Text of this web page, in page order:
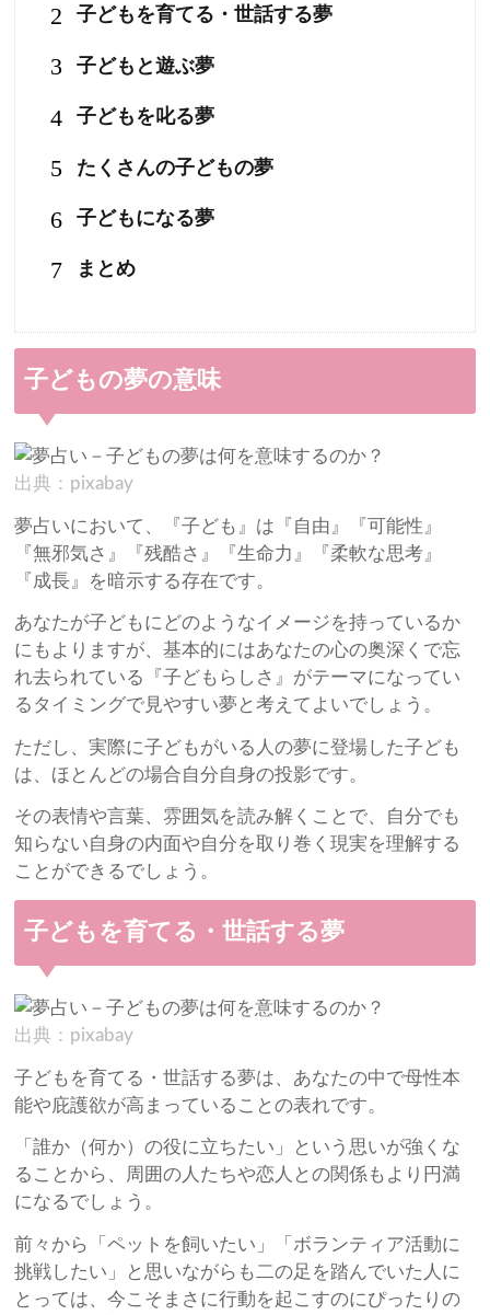
2 子どもを育てる・世話する夢
3 子どもと遊ぶ夢
4 子どもを叱る夢
5 たくさんの子どもの夢
6 子どもになる夢
7 まとめ
子どもの夢の意味
出典：pixabay
夢占いにおいて、『子ども』は『自由』『可能性』
『無邪気さ』『残酷さ』『生命力』『柔軟な思考』
『成長』を暗示する存在です。
あなたが子どもにどのようなイメージを持っているか
にもよりますが、基本的にはあなたの心の奥深くで忘
れ去られている『子どもらしさ』がテーマになってい
るタイミングで見やすい夢と考えてよいでしょう。
ただし、実際に子どもがいる人の夢に登場した子ども
は、ほとんどの場合自分自身の投影です。
その表情や言葉、雰囲気を読み解くことで、自分でも
知らない自身の内面や自分を取り巻く現実を理解する
ことができるでしょう。
子どもを育てる・世話する夢
出典：pixabay
子どもを育てる・世話する夢は、あなたの中で母性本
能や庇護欲が高まっていることの表れです。
「誰か（何か）の役に立ちたい」という思いが強くな
ることから、周囲の人たちや恋人との関係もより円満
になるでしょう。
前々から「ペットを飼いたい」「ボランティア活動に
挑戦したい」と思いながらも二の足を踏んでいた人に
とっては、今こそまさに行動を起こすのにぴったりの